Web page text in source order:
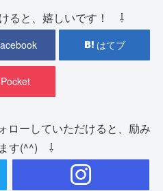
ると、嬉しいです！ ⇩
はてブ
Pocket
ーしていただけると、励み
す(^^) ⇩